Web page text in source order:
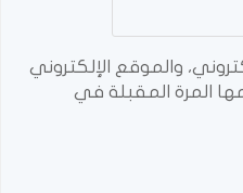
والموقع الإلكتروني
المرة المقبلة في